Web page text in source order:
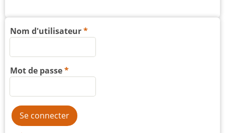
Nom d'utilisateur
Mot de passe